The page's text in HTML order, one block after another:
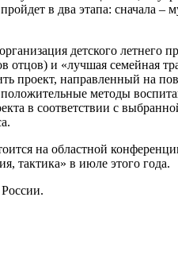
в два этапа: сначала –
детского летнего
отцов) и «лучшая семейная
проект, направленный на
методы
в соответствии с
на областной
тактика» в июле этого года.